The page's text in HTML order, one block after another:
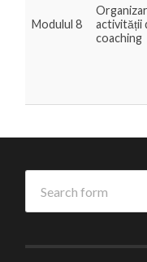
Modulul 8
activității
coaching